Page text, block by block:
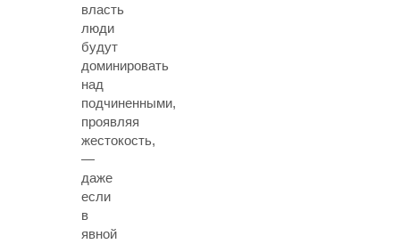
власть
люди
будут
доминировать
над
подчиненными,
проявляя
жестокость,
—
даже
если
в
явной